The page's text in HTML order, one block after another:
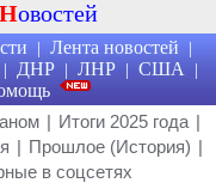
Новостей
| Лента новостей |
| ДНР | ЛНР | США |
| Итоги 2025 года |
| Прошлое (История) |
в соцсетях